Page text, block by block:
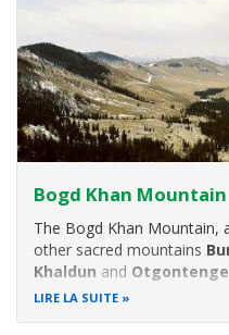
Bogd Khan Mountain
The Bogd Khan Mountain,
other sacred mountains
Khaldun and
the UNESCO World
LIRE LA SUITE